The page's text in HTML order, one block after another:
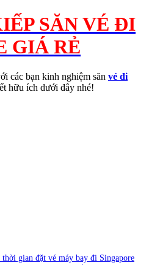
SĂN VÉ ĐI
GIÁ RẺ
các bạn kinh nghiệm săn vé đi
hữu ích dưới đây nhé!
gian đặt vé máy bay đi Singapore